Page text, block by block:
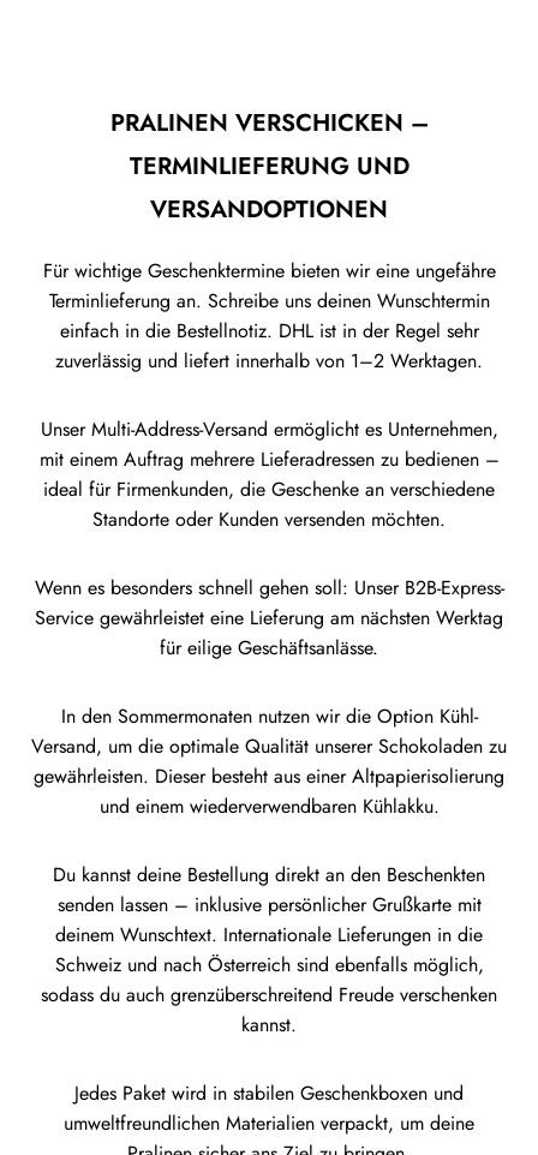
PRALINEN VERSCHICKEN –
TERMINLIEFERUNG UND
VERSANDOPTIONEN
Für wichtige Geschenktermine bieten wir eine ungefähre
Terminlieferung an. Schreibe uns deinen Wunschtermin
einfach in die Bestellnotiz. DHL ist in der Regel sehr
zuverlässig und liefert innerhalb von 1–2 Werktagen.
Unser Multi-Address-Versand ermöglicht es Unternehmen,
mit einem Auftrag mehrere Lieferadressen zu bedienen –
ideal für Firmenkunden, die Geschenke an verschiedene
Standorte oder Kunden versenden möchten.
Wenn es besonders schnell gehen soll: Unser B2B-Express-
Service gewährleistet eine Lieferung am nächsten Werktag
für eilige Geschäftsanlässe.
In den Sommermonaten nutzen wir die Option Kühl-
Versand, um die optimale Qualität unserer Schokoladen zu
gewährleisten. Dieser besteht aus einer Altpapierisolierung
und einem wiederverwendbaren Kühlakku.
Du kannst deine Bestellung direkt an den Beschenkten
senden lassen – inklusive persönlicher Grußkarte mit
deinem Wunschtext. Internationale Lieferungen in die
Schweiz und nach Österreich sind ebenfalls möglich,
sodass du auch grenzüberschreitend Freude verschenken
kannst.
Jedes Paket wird in stabilen Geschenkboxen und
umweltfreundlichen Materialien verpackt, um deine